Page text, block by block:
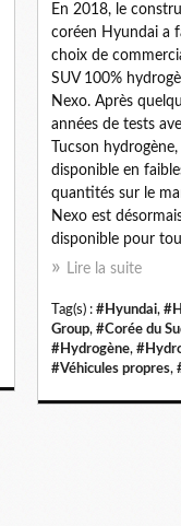
En 2018, le
coréen Hyundai a
choix de
SUV 100%
Nexo. Après
années de tests
Tucson hydrogène,
disponible en
quantités sur le
Nexo est
disponible pour
Lire la suite
Tag(s) : #Hyundai,
Group, #Corée du
#Hydrogène,
#Véhicules propres,